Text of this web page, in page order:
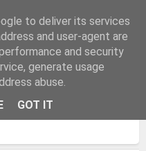
DE
REPÚBLICA
to deliver its services
and user-agent are
and security
generate usage
abuse.
GOT IT